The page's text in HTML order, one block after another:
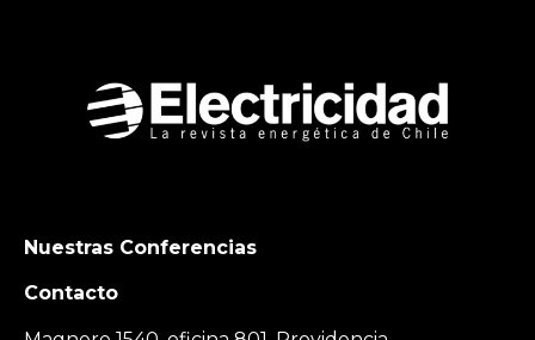
Nuestras Conferencias
Contacto